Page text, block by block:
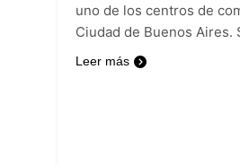
uno de los centros de
Ciudad de Buenos Aires.
Leer más